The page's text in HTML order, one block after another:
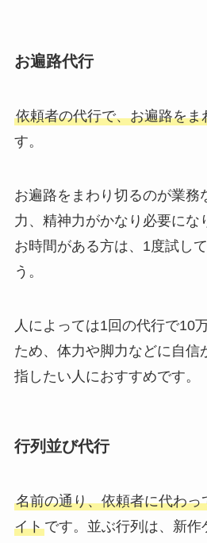
お遍路代行
依頼者の代行で、お遍路をま
す。
お遍路をまわり切るのが業務
力、精神力がかなり必要にな
お時間がある方は、1度試し
う。
人によっては1回の代行で10
ため、体力や脚力などに自信
指したい人におすすめです。
行列並び代行
名前の通り、依頼者に代わっ
イトです。並ぶ行列は、新作